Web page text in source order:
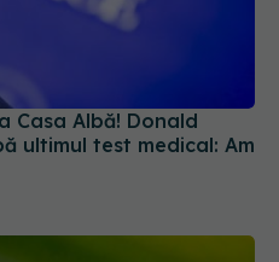
Casa Albă! Donald
ultimul test medical: Am